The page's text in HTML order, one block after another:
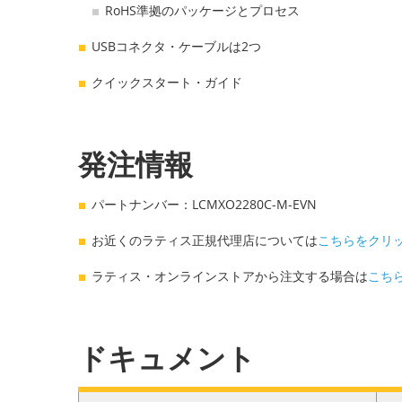
RoHS準拠のパッケージとプロセス
USBコネクタ・ケーブルは2つ
クイックスタート・ガイド
発注情報
パートナンバー：LCMXO2280C-M-EVN
お近くのラティス正規代理店についてはこちらをクリ
ラティス・オンラインストアから注文する場合はこち
ドキュメント